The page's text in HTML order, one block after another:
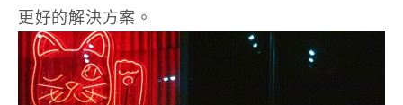
更好的解決方案。